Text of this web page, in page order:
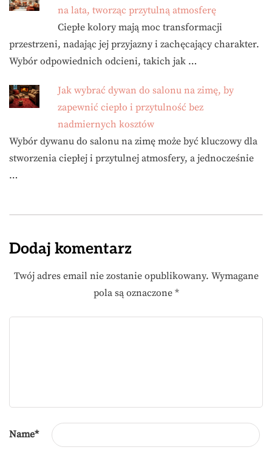
na lata, tworząc przytulną atmosferę
Ciepłe kolory mają moc transformacji
przestrzeni, nadając jej przyjazny i zachęcający charakter.
Wybór odpowiednich odcieni, takich jak …
Jak wybrać dywan do salonu na zimę, by
zapewnić ciepło i przytulność bez
nadmiernych kosztów
Wybór dywanu do salonu na zimę może być kluczowy dla
stworzenia ciepłej i przytulnej atmosfery, a jednocześnie
…
Dodaj komentarz
Twój adres email nie zostanie opublikowany. Wymagane
pola są oznaczone *
Name*